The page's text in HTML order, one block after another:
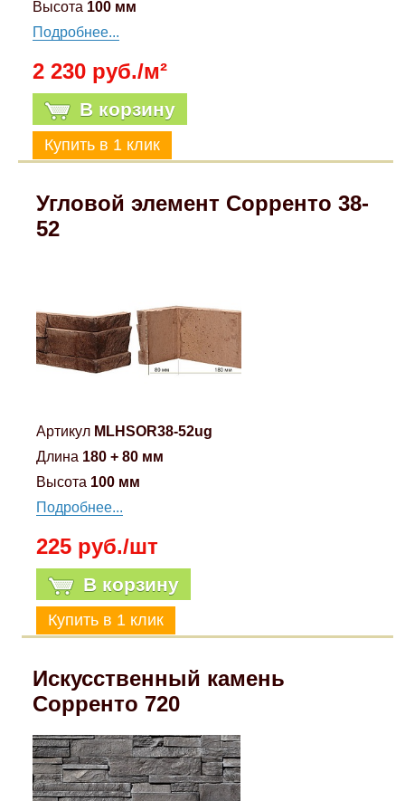
Высота 100 мм
Подробнее...
2 230 руб./м²
В корзину
Угловой элемент Сорренто 38-
52
Артикул MLHSOR38-52ug
Длина 180 + 80 мм
Высота 100 мм
Подробнее...
225 руб./шт
В корзину
Искусственный камень
Сорренто 720